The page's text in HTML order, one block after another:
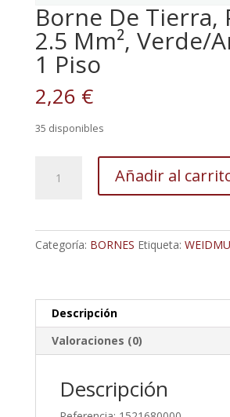
Borne De Tierra,
2.5 Mm², Verde/
1 Piso
2,26 €
35 disponibles
Piso
cantidad
Añadir al
Categoría: BORNES Etiqueta:
Descripción
Valoraciones (0)
Descripción